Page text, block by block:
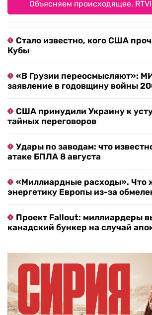
Объясняем происходящее.
Стало известно, кого США
Кубы
«В Грузии переосмысляют»:
заявление в годовщину войны
США принудили Украину к
тайных переговоров
Удары по заводам: что
атаке БПЛА 8 августа
«Миллиардные расходы». Что
энергетику Европы из-за
Проект Fallout: миллиардеры
канадский бункер на случай